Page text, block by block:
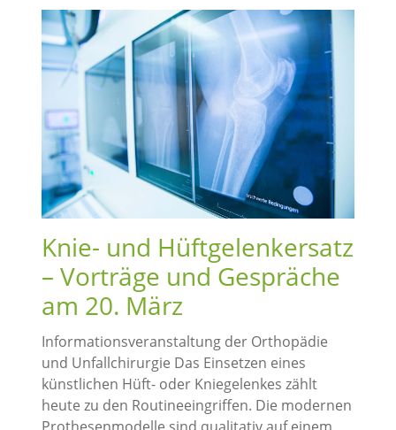
Knie- und Hüftgelenkersatz
– Vorträge und Gespräche
am 20. März
Informationsveranstaltung der Orthopädie
und Unfallchirurgie Das Einsetzen eines
künstlichen Hüft- oder Kniegelenkes zählt
heute zu den Routineeingriffen. Die modernen